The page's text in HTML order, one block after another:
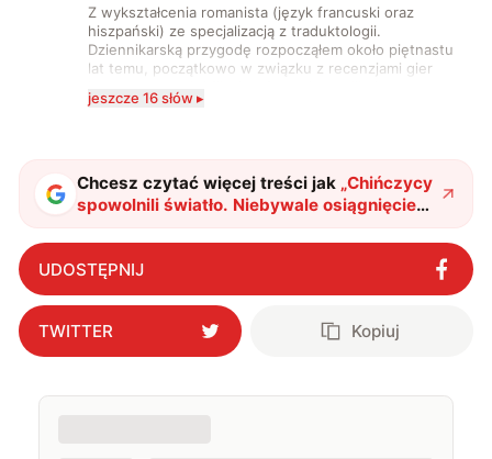
Z wykształcenia romanista (język francuski oraz
hiszpański) ze specjalizacją z traduktologii.
Dziennikarską przygodę rozpocząłem około piętnastu
lat temu, początkowo w związku z recenzjami gier
komputerowych i filmów. Obecnie publikuję
zdecydowanie częściej na tematy związane z nauką
także uprawiać oraz oglądać sport.
jeszcze 16 słów ▸
Chcesz czytać więcej treści jak „Chińczycy
spowolnili światło. Niebywale osiągnięcie
tamtejszych naukowców"?
UDOSTĘPNIJ
TWITTER Kopiuj